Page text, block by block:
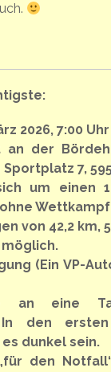
2026, 7:00 Uhr
an der
7,
um einen
von 42,2 km,
möglich.
(Ein VP-
an eine
In den
dunkel sein.
den